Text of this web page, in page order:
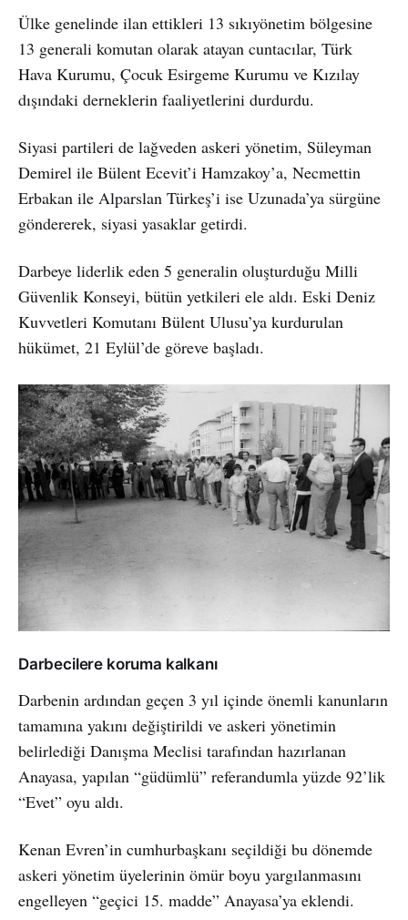
Ülke genelinde ilan ettikleri 13 sıkıyönetim bölgesine
13 generali komutan olarak atayan cuntacılar, Türk
Hava Kurumu, Çocuk Esirgeme Kurumu ve Kızılay
dışındaki derneklerin faaliyetlerini durdurdu.
Siyasi partileri de lağveden askeri yönetim, Süleyman
Demirel ile Bülent Ecevit’i Hamzakoy’a, Necmettin
Erbakan ile Alparslan Türkeş’i ise Uzunada’ya sürgüne
göndererek, siyasi yasaklar getirdi.
Darbeye liderlik eden 5 generalin oluşturduğu Milli
Güvenlik Konseyi, bütün yetkileri ele aldı. Eski Deniz
Kuvvetleri Komutanı Bülent Ulusu’ya kurdurulan
hükümet, 21 Eylül’de göreve başladı.
Darbecilere koruma kalkanı
Darbenin ardından geçen 3 yıl içinde önemli kanunların
tamamına yakını değiştirildi ve askeri yönetimin
belirlediği Danışma Meclisi tarafından hazırlanan
Anayasa, yapılan “güdümlü” referandumla yüzde 92’lik
“Evet” oyu aldı.
Kenan Evren’in cumhurbaşkanı seçildiği bu dönemde
askeri yönetim üyelerinin ömür boyu yargılanmasını
engelleyen “geçici 15. madde” Anayasa’ya eklendi.